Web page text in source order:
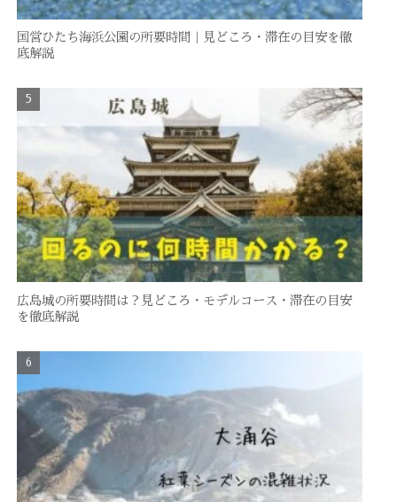
国営ひたち海浜公園の所要時間｜見どころ・滞在の目安を徹
底解説
広島城の所要時間は？見どころ・モデルコース・滞在の目安
を徹底解説